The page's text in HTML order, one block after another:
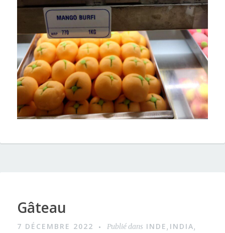
Gâteau
7 DÉCEMBRE 2022 Publié dans INDE, INDIA,